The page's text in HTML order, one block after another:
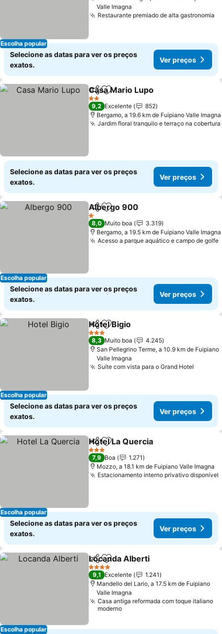
Escolha popular
Valle Imagna
Restaurante premiado de alta gastronomia
Selecione as datas para ver os preços
exatos.
Ver preços
PartilharAdicionar aos favoritos
Casa Mario Lupo
2 Estrelas
9,2 Excelente
852
Bergamo, a 19.6 km de Fuipiano Valle Imagna
Jardim floral tranquilo e terraço na cobertura
Selecione as datas para ver os preços
exatos.
Ver preços
Escolha popular
PartilharAdicionar aos favoritos
Albergo 900
1 Estrelas
8,0 Muito boa
3.319
Bergamo, a 19.5 km de Fuipiano Valle Imagna
Acesso a parque aquático e campo de golfe
Selecione as datas para ver os preços
exatos.
Ver preços
Escolha popular
PartilharAdicionar aos favoritos
Hotel Bigio
3 Estrelas
8,3 Muito boa
4.245
San Pellegrino Terme, a 10.9 km de Fuipiano
Valle Imagna
Suíte com vista para o Grand Hotel
Selecione as datas para ver os preços
exatos.
Ver preços
Escolha popular
PartilharAdicionar aos favoritos
Hotel La Quercia
3 Estrelas
7,9 Boa
1.271
Mozzo, a 18.1 km de Fuipiano Valle Imagna
Estacionamento interno privativo disponível
Selecione as datas para ver os preços
exatos.
Ver preços
Escolha popular
PartilharAdicionar aos favoritos
Locanda Alberti
4 Estrelas
9,1 Excelente
1.241
Mandello del Lario, a 17.5 km de Fuipiano
Valle Imagna
Casa antiga reformada com toque italiano
moderno